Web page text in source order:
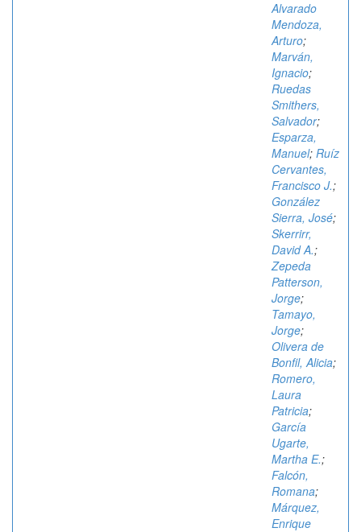
Alvarado
Mendoza,
Arturo;
Marván,
Ignacio;
Ruedas
Smithers,
Salvador;
Esparza,
Manuel; Ruíz
Cervantes,
Francisco J.;
González
Sierra, José;
Skerrirr,
David A.;
Zepeda
Patterson,
Jorge;
Tamayo,
Jorge;
Olivera de
Bonfil, Alicia;
Romero,
Laura
Patricia;
García
Ugarte,
Martha E.;
Falcón,
Romana;
Márquez,
Enrique